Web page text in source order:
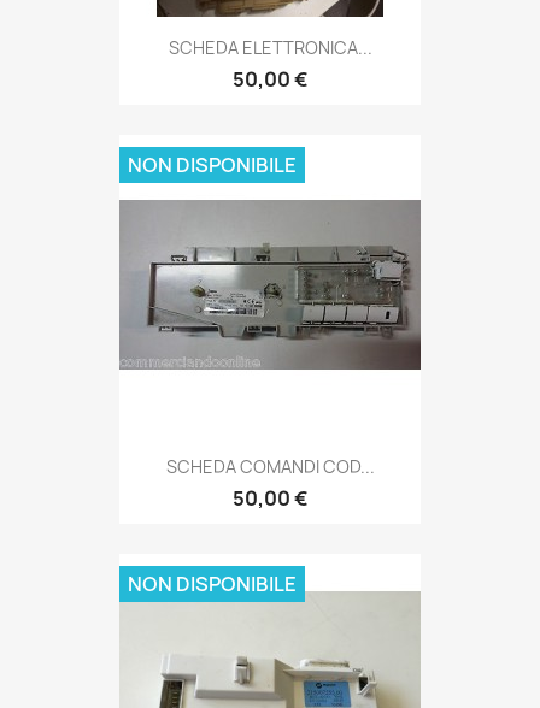
SCHEDA ELETTRONICA...
50,00 €
SCHEDA COMANDI COD...
50,00 €
NON DISPONIBILE
NON DISPONIBILE